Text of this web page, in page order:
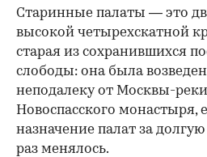
Старинные палаты — это
высокой четырехскатной
старая из сохранившихся
слободы: она была
неподалеку от Москвы-
Новоспасского монастыря,
назначение палат за
раз менялось.